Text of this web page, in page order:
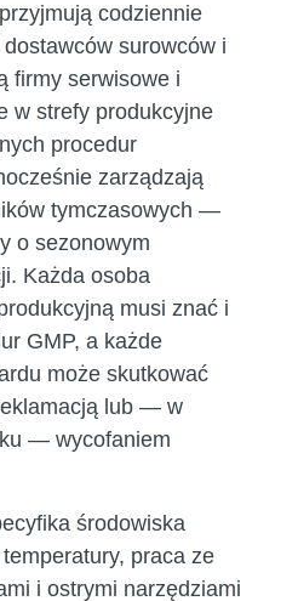
codziennie
surowców i
firmy serwisowe i
w strefy produkcyjne
procedur
zarządzają
tymczasowych —
o sezonowym
Każda osoba
musi znać i
GMP, a każde
może skutkować
lub — w
— wycofaniem
środowiska
praca ze
i ostrymi narzędziami